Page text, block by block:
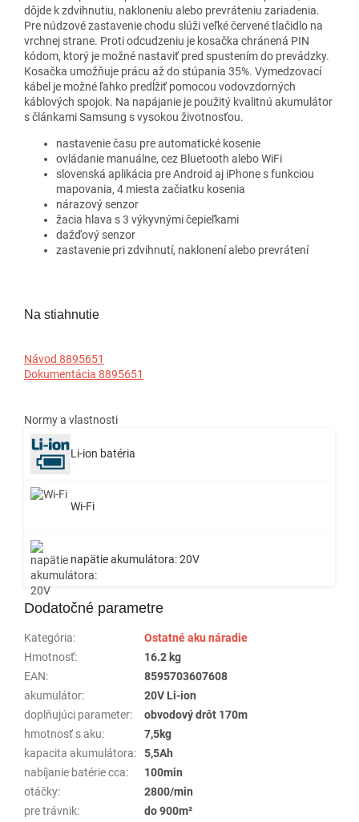
dôjde k zdvihnutiu, nakloneniu alebo prevráteniu zariadenia.
Pre núdzové zastavenie chodu slúži veľké červené tlačidlo na
vrchnej strane. Proti odcudzeniu je kosačka chránená PIN
kódom, ktorý je možné nastaviť pred spustením do prevádzky.
Kosačka umožňuje prácu až do stúpania 35%. Vymedzovací
kábel je možné ľahko predĺžiť pomocou vodovzdorných
káblových spojok. Na napájanie je použitý kvalitnú akumulátor
s článkami Samsung s vysokou životnosťou.
nastavenie času pre automatické kosenie
ovládanie manuálne, cez Bluetooth alebo WiFi
slovenská aplikácia pre Android aj iPhone s funkciou
mapovania, 4 miesta začiatku kosenia
nárazový senzor
žacia hlava s 3 výkyvnými čepieľkami
dažďový senzor
zastavenie pri zdvihnutí, naklonení alebo prevrátení
Na stiahnutie
Návod 8895651
Dokumentácia 8895651
Normy a vlastnosti
Li-ion batéria
Wi-Fi
napätie akumulátora: 20V
Dodatočné parametre
Kategória:
Ostatné aku náradie
Hmotnosť:
16.2 kg
EAN:
8595703607608
akumulátor:
20V Li-ion
doplňujúci parameter:
obvodový drôt 170m
hmotnosť s aku:
7,5kg
kapacita akumulátora:
5,5Ah
nabíjanie batérie cca:
100min
otáčky:
2800/min
pre trávnik:
do 900m²